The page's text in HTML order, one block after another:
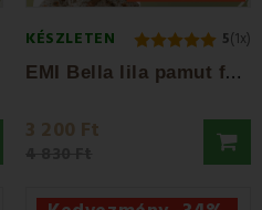
KÉSZLETEN 5(1x)
E
MI Bella lila pamut fürdőlepedő 70x140 cm
3 200 Ft